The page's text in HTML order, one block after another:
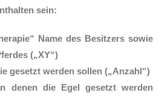
sein:
Name des Besitzers sowie
(„XY“)
gesetzt werden sollen („Anzahl“)
denen die Egel gesetzt werden